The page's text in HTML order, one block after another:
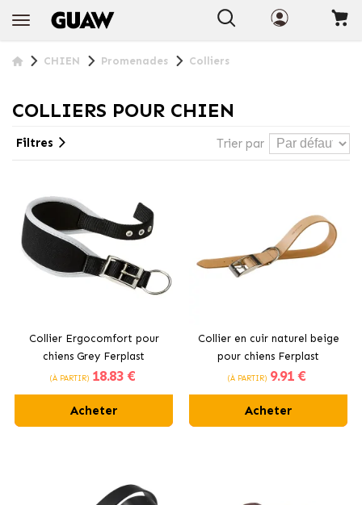
CHIEN Promenades Colliers
COLLIERS POUR CHIEN
Trier par
Filtres
Collier Ergocomfort pour
chiens Grey Ferplast
(À PARTIR) 18.83 €
Acheter
Collier en cuir naturel beige
pour chiens Ferplast
(À PARTIR) 9.91 €
Acheter